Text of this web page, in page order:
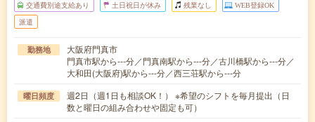
交通費別途支給あり 土日祝日が休み 残業なし WEB登録OK
派遣
勤務地
大阪府門真市
門真市駅から---分／門真南駅から---分／古川橋駅から---分／
大和田(大阪府)駅から---分／西三荘駅から---分
曜日頻度
週2日（週1日も相談OK！） ※希望のシフトを毎月提出（日
数と曜日の組み合わせや固定も可）